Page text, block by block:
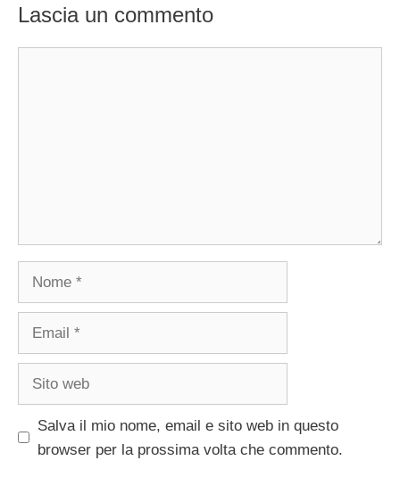
Lascia un commento
Salva il mio nome, email e sito web in questo
browser per la prossima volta che commento.